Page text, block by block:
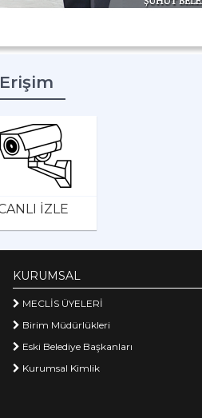
Erişim
İZLE
KURUMSAL
MECLİS ÜYELERİ
Birim Müdürlükleri
Eski Belediye Başkanları
Kurumsal Kimlik